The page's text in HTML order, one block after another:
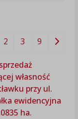
2 3 9
własność
przy ul.
ewidencyjna
ha.